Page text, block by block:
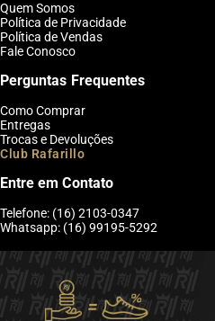
Quem Somos
Política de Privacidade
Política de Vendas
Fale Conosco
Perguntas Frequentes
Como Comprar
Entregas
Trocas e Devoluções
Club Rafarillo
Entre em Contato
Telefone: (16) 2103-0347
Whatsapp: (16) 99195-5292